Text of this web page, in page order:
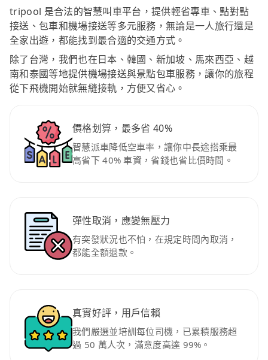
tripool 是合法的智慧叫車平台，提供輕省專車、點對點
接送、包車和機場接送等多元服務，無論是一人旅行還是
全家出遊，都能找到最合適的交通方式。
除了台灣，我們也在日本、韓國、新加坡、馬來西亞、越
南和泰國等地提供機場接送與景點包車服務，讓你的旅程
從下飛機開始就無縫接軌，方便又省心。
價格划算，最多省 40%
智慧派車降低空車率，讓你中長途搭乘最
高省下 40% 車資，省錢也省比價時間。
彈性取消，應變無壓力
有突發狀況也不怕，在規定時間內取消，
都能全額退款。
真實好評，用戶信賴
我們嚴選並培訓每位司機，已累積服務超
過 50 萬人次，滿意度高達 99%。